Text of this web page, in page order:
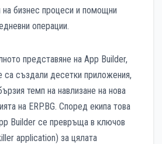
на бизнес процеси и помощни
операции.
представяне на App Builder,
са създали десетки приложения,
темп на навлизане на нова
на ERP.BG. Според екипа това
Builder се превръща в ключов
application) за цялата